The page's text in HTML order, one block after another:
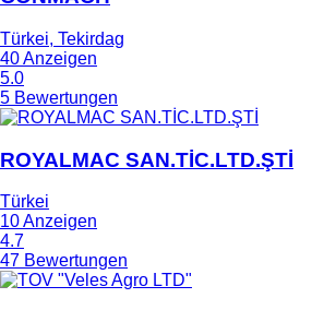
Türkei, Tekirdag
40 Anzeigen
5.0
5 Bewertungen
ROYALMAC SAN.TİC.LTD.ŞTİ
Türkei
10 Anzeigen
4.7
47 Bewertungen